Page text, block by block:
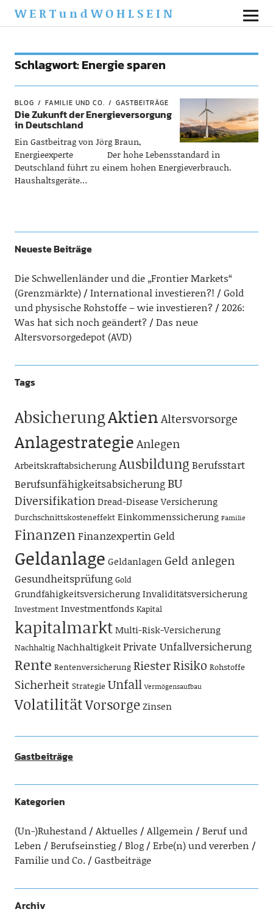
WERTundWOHLSEIN
Schlagwort:Energie sparen
BLOG FAMILIE UND CO. GASTBEITRÄGE
Die Zukunft der Energieversorgung
in Deutschland
Ein Gastbeitrag von Jörg Braun,
Energieexperte Der hohe Lebensstandard in
Deutschland führt zu einem hohen Energieverbrauch.
Haushaltsgeräte…
Neueste Beiträge
Die Schwellenländer und die „Frontier Markets“
(Grenzmärkte)
International investieren?!
Gold
und physische Rohstoffe – wie investieren?
2026:
Was hat sich noch geändert?
Das neue
Altersvorsorgedepot (AVD)
Tags
AbsicherungAktienAltersvorsorge
AnlagestrategieAnlegen
ArbeitskraftabsicherungAusbildung Berufsstart
BerufsunfähigkeitsabsicherungBU
DiversifikationDread-Disease Versicherung
Durchschnittskosteneffekt Einkommenssicherung Familie
FinanzenFinanzexpertinGeld
Geldanlage Geldanlagen Geld anlegen
Gesundheitsprüfung Gold
GrundfähigkeitsversicherungInvaliditätsversicherung
Investment Investmentfonds Kapital
kapitalmarktMulti-Risk-Versicherung
Nachhaltig NachhaltigkeitPrivate Unfallversicherung
Rente Rentenversicherung RiesterRisiko Rohstoffe
Sicherheit Strategie Unfall Vermögensaufbau
VolatilitätVorsorgeZinsen
Gastbeiträge
Kategorien
(Un-)Ruhestand Aktuelles Allgemein
Beruf und
Leben
Berufseinstieg Blog
Erbe(n) und vererben
Familie und Co.
Gastbeiträge
Archiv